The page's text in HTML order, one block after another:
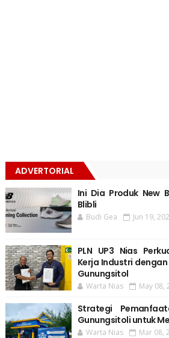
ADVERTORIAL
Ini Dia Produk New
Blibli
Budi Gea Jun 19,
PLN UP3 Nias
Kerja Industri dengan
Gunungsitol
Warta Nias May 08,
Strategi
Gunungsitoli untuk
Warta Nias Mar 08,